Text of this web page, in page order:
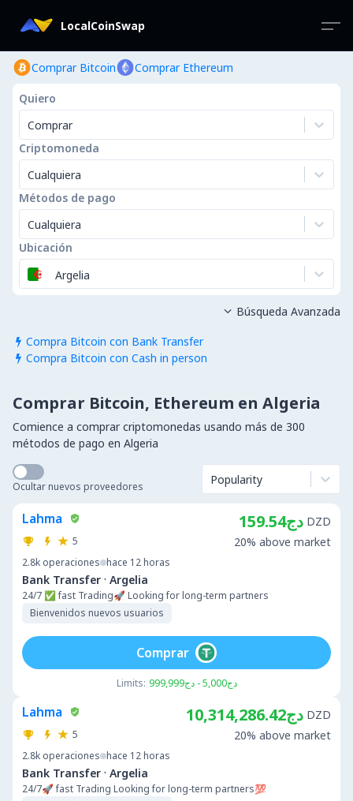
LocalCoinSwap
Comprar Bitcoin Comprar Ethereum
Quiero
Comprar
Criptomoneda
Cualquiera
Métodos de pago
Cualquiera
Ubicación
Argelia
 Compra Bitcoin con Bank Transfer
 Compra Bitcoin con Cash in person
 Búsqueda Avanzada
Comprar Bitcoin, Ethereum en Algeria
Comience a comprar criptomonedas usando más de 300
métodos de pago en Algeria
Ocultar nuevos proveedores Popularity
Lahma
5
2.8k operaciones hace 12 horas
Bank Transfer · Argelia
24/7 ✅ fast Trading🚀 Looking for long-term partners
Bienvenidos nuevos usuarios
دج159.54 DZD
20% above market
Limits: دج5,000 - دج999,999
Comprar
Lahma
5
2.8k operaciones hace 12 horas
Bank Transfer · Argelia
24/7🚀 fast Trading Looking for long-term partners💯
دج10,314,286.42 DZD
20% above market